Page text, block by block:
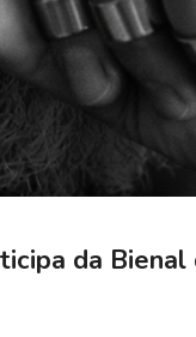
da